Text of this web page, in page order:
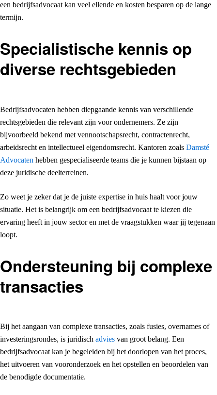
een bedrijfsadvocaat kan veel ellende en kosten besparen op de lange
termijn.
Specialistische kennis op
diverse rechtsgebieden
Bedrijfsadvocaten hebben diepgaande kennis van verschillende
rechtsgebieden die relevant zijn voor ondernemers. Ze zijn
bijvoorbeeld bekend met vennootschapsrecht, contractenrecht,
arbeidsrecht en intellectueel eigendomsrecht. Kantoren zoals Damsté
Advocaten hebben gespecialiseerde teams die je kunnen bijstaan op
deze juridische deelterreinen.
Zo weet je zeker dat je de juiste expertise in huis haalt voor jouw
situatie. Het is belangrijk om een bedrijfsadvocaat te kiezen die
ervaring heeft in jouw sector en met de vraagstukken waar jij tegenaan
loopt.
Ondersteuning bij complexe
transacties
Bij het aangaan van complexe transacties, zoals fusies, overnames of
investeringsrondes, is juridisch advies van groot belang. Een
bedrijfsadvocaat kan je begeleiden bij het doorlopen van het proces,
het uitvoeren van vooronderzoek en het opstellen en beoordelen van
de benodigde documentatie.